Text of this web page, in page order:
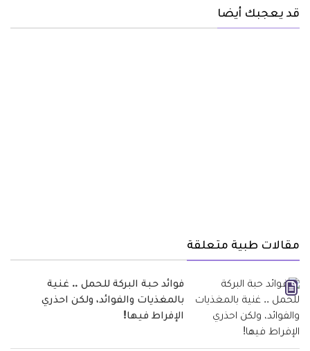
قد يعجبك أيضا
مقالات طبية متعلقة
فوائد حبة البركة للحمل .. غنية
بالمغذيات والفوائد، ولكن احذري
الإفراط فيها!